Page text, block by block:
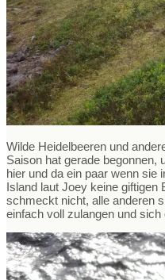
Wilde Heidelbeeren und
Saison hat gerade begonnen,
hier und da ein paar wenn sie
Island laut Joey keine giftigen
schmeckt nicht, alle anderen
einfach voll zulangen und